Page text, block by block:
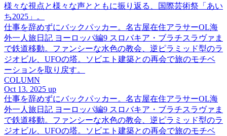
様々な視点と様々な声とともに振り返る、国際芸術祭「あい
ち2025」。
仕事を辞めずにバックパッカー。名古屋在住アラサーOL海
外一人旅日記 ヨーロッパ編9 スロバキア・ブラチスラヴァま
で鉄道移動。ファンシーな水色の教会、逆ピラミッド型のラ
ジオビル、UFOの塔。ソビエト建築との再会で旅のモチベ
ーションを取り戻す。
COLUMN
Oct 13. 2025 up
仕事を辞めずにバックパッカー。名古屋在住アラサーOL海
外一人旅日記 ヨーロッパ編9 スロバキア・ブラチスラヴァま
で鉄道移動。ファンシーな水色の教会、逆ピラミッド型のラ
ジオビル、UFOの塔。ソビエト建築との再会で旅のモチベ